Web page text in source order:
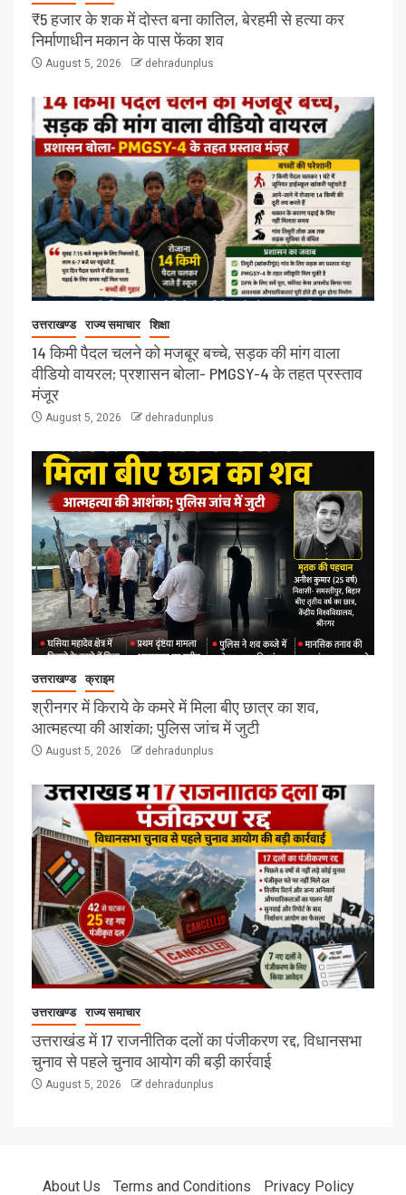
₹5 हजार के शक में दोस्त बना कातिल, बेरहमी से हत्या कर
निर्माणाधीन मकान के पास फेंका शव
August 5, 2026 dehradunplus
उत्तराखण्ड राज्य समाचार शिक्षा
14 किमी पैदल चलने को मजबूर बच्चे, सड़क की मांग वाला
वीडियो वायरल; प्रशासन बोला- PMGSY-4 के तहत प्रस्ताव
मंजूर
August 5, 2026 dehradunplus
उत्तराखण्ड क्राइम
श्रीनगर में किराये के कमरे में मिला बीए छात्र का शव,
आत्महत्या की आशंका; पुलिस जांच में जुटी
August 5, 2026 dehradunplus
उत्तराखण्ड राज्य समाचार
उत्तराखंड में 17 राजनीतिक दलों का पंजीकरण रद्द, विधानसभा
चुनाव से पहले चुनाव आयोग की बड़ी कार्रवाई
August 5, 2026 dehradunplus
About Us Terms and Conditions Privacy Policy